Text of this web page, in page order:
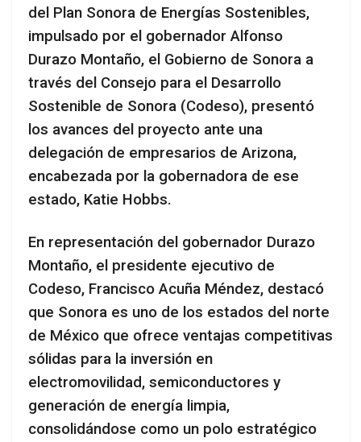
del Plan Sonora de Energías Sostenibles,
impulsado por el gobernador Alfonso
Durazo Montaño, el Gobierno de Sonora a
través del Consejo para el Desarrollo
Sostenible de Sonora (Codeso), presentó
los avances del proyecto ante una
delegación de empresarios de Arizona,
encabezada por la gobernadora de ese
estado, Katie Hobbs.
En representación del gobernador Durazo
Montaño, el presidente ejecutivo de
Codeso, Francisco Acuña Méndez, destacó
que Sonora es uno de los estados del norte
de México que ofrece ventajas competitivas
sólidas para la inversión en
electromovilidad, semiconductores y
generación de energía limpia,
consolidándose como un polo estratégico